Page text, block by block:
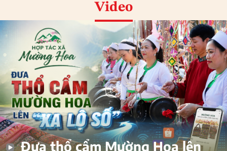
Video
Đưa thổ cẩm Mường Hoa lên